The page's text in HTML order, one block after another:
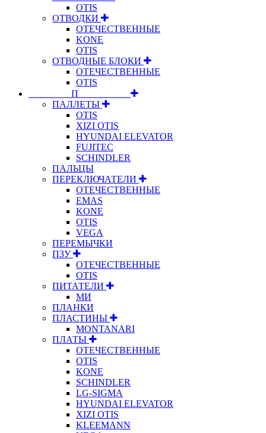
OTIS
ОТВОДКИ
ОТЕЧЕСТВЕННЫЕ
KONE
OTIS
ОТВОДНЫЕ БЛОКИ
ОТЕЧЕСТВЕННЫЕ
OTIS
⠀⠀⠀⠀⠀⠀П⠀⠀⠀⠀⠀⠀⠀
ПАЛЛЕТЫ
OTIS
XIZI OTIS
HYUNDAI ELEVATOR
FUJITEC
SCHINDLER
ПАЛЬЦЫ
ПЕРЕКЛЮЧАТЕЛИ
ОТЕЧЕСТВЕННЫЕ
EMAS
KONE
OTIS
VEGA
ПЕРЕМЫЧКИ
ПЗУ
ОТЕЧЕСТВЕННЫЕ
OTIS
ПИТАТЕЛИ
МИ
ПЛАНКИ
ПЛАСТИНЫ
MONTANARI
ПЛАТЫ
ОТЕЧЕСТВЕННЫЕ
OTIS
KONE
SCHINDLER
LG-SIGMA
HYUNDAI ELEVATOR
XIZI OTIS
KLEEMANN